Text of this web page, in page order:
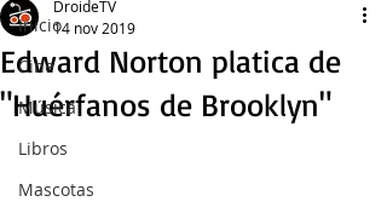
Inicio
Cine
Música
Libros
Mascotas
Edward Norton platica de
"Huérfanos de Brooklyn"
DroideTV
14 nov 2019